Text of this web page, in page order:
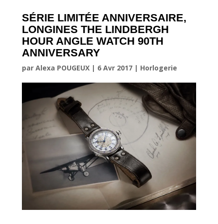
SÉRIE LIMITÉE ANNIVERSAIRE,
LONGINES THE LINDBERGH
HOUR ANGLE WATCH 90TH
ANNIVERSARY
par Alexa POUGEUX| 6 Avr 2017| Horlogerie